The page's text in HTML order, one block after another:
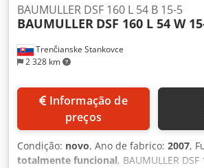
Trenčianske Stankovce
2 328 km
BAUMULLER DSF 160 L 54 B 15-5
BAUMULLER DSF 160 L 54 W
preços
Condição: novo, Ano de fabrico: 2007,
totalmente funcional, BAUMULLER